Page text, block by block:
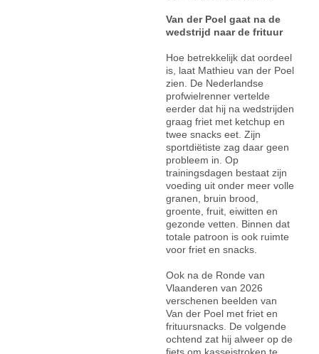
Van der Poel gaat na de
wedstrijd naar de frituur
Hoe betrekkelijk dat oordeel
is, laat Mathieu van der Poel
zien. De Nederlandse
profwielrenner vertelde
eerder dat hij na wedstrijden
graag friet met ketchup en
twee snacks eet. Zijn
sportdiëtiste zag daar geen
probleem in. Op
trainingsdagen bestaat zijn
voeding uit onder meer volle
granen, bruin brood,
groente, fruit, eiwitten en
gezonde vetten. Binnen dat
totale patroon is ook ruimte
voor friet en snacks.
Ook na de Ronde van
Vlaanderen van 2026
verschenen beelden van
Van der Poel met friet en
frituursnacks. De volgende
ochtend zat hij alweer op de
fiets om kasseistroken te